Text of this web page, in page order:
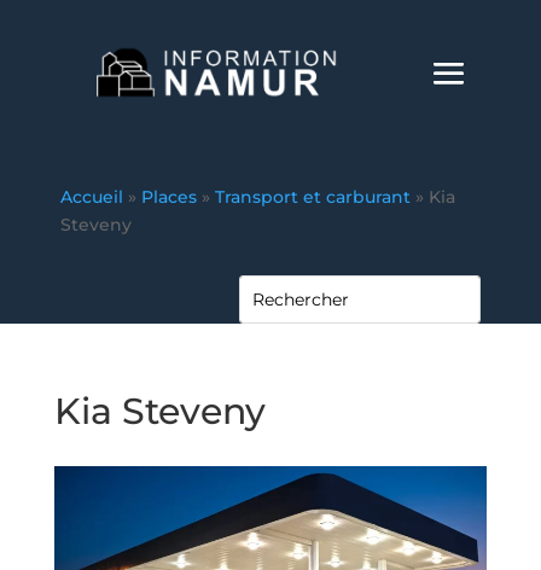
Accueil » Places » Transport et carburant » Kia
Steveny
Kia Steveny